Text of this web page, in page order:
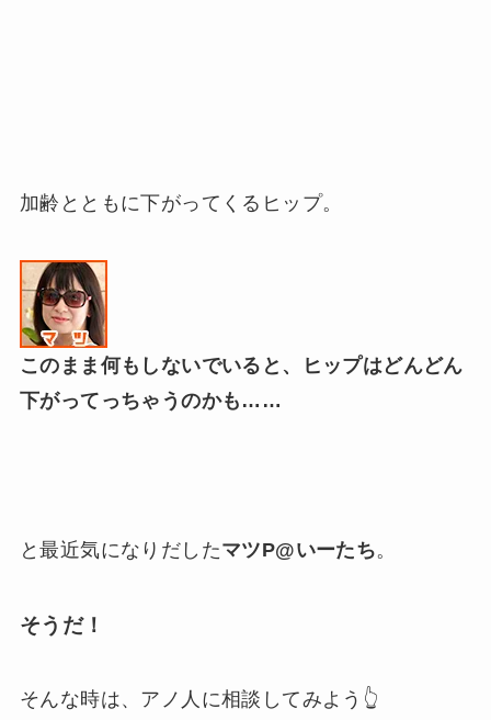
加齢とともに下がってくるヒップ。
このまま何もしないでいると、ヒップはどんどん
下がってっちゃうのかも……
と最近気になりだしたマツP@いーたち。
そうだ！
そんな時は、アノ人に相談してみよう👆